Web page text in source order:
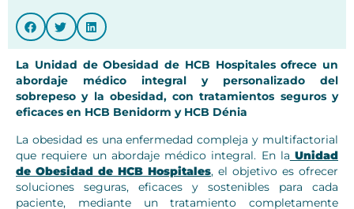
La Unidad de Obesidad de HCB Hospitales ofrece un
abordaje médico integral y personalizado del
sobrepeso y la obesidad, con tratamientos seguros y
eficaces en HCB Benidorm y HCB Dénia
La obesidad es una enfermedad compleja y multifactorial
que requiere un abordaje médico integral. En la Unidad
de Obesidad de HCB Hospitales, el objetivo es ofrecer
soluciones seguras, eficaces y sostenibles para cada
paciente, mediante un tratamiento completamente